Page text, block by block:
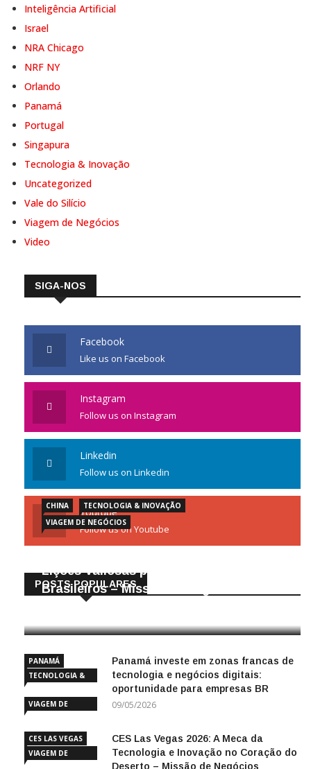
Inteligência Artificial
Israel
NRA Chicago
NRF NY
Orlando
Panamá
Portugal
Singapura
Tecnologia & Inovação
Uncategorized
Vale do Silício
Viagem de Negócios
Video
SIGA-NOS
Facebook
Like us on Facebook
Instagram
Follow us on Instagram
Linkedin
Follow us on Linkedin
Youtube
Follow us on Youtube
POSTS POPULARES
CHINA
TECNOLOGIA & INOVAÇÃO
VIAGEM DE NEGÓCIOS
Lições Valiosas para Empresários
Brasileiros – Missão de Negócios China
PANAMÁ
TECNOLOGIA &
VIAGEM DE
Panamá investe em zonas francas de
tecnologia e negócios digitais:
oportunidade para empresas BR
09/05/2026
CES LAS VEGAS
VIAGEM DE
CES Las Vegas 2026: A Meca da
Tecnologia e Inovação no Coração do
Deserto – Missão de Negócios